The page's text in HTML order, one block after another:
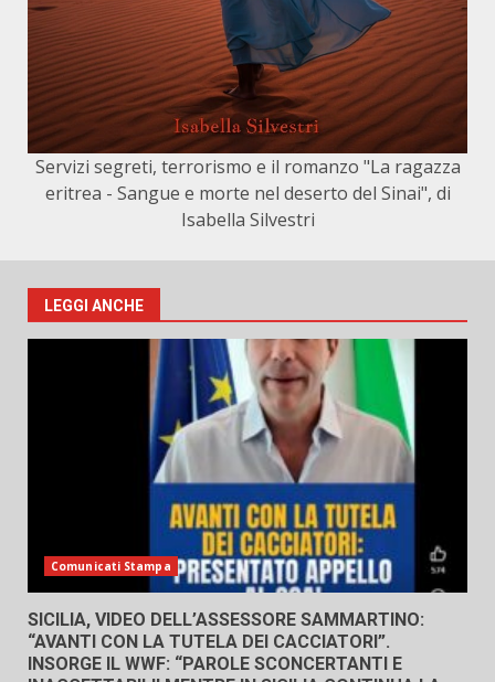
Servizi segreti, terrorismo e il romanzo "La ragazza
eritrea - Sangue e morte nel deserto del Sinai", di
Isabella Silvestri
LEGGI ANCHE
Comunicati Stampa
SICILIA, VIDEO DELL’ASSESSORE SAMMARTINO:
“AVANTI CON LA TUTELA DEI CACCIATORI”.
INSORGE IL WWF: “PAROLE SCONCERTANTI E